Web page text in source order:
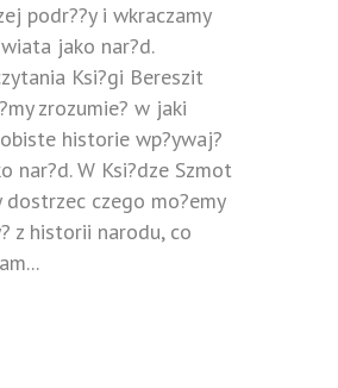
podr??y i wkraczamy
jako nar?d.
Ksi?gi Bereszit
zrozumie? w jaki
historie wp?ywaj?
nar?d. W Ksi?dze Szmot
dostrzec czego mo?emy
z historii narodu, co